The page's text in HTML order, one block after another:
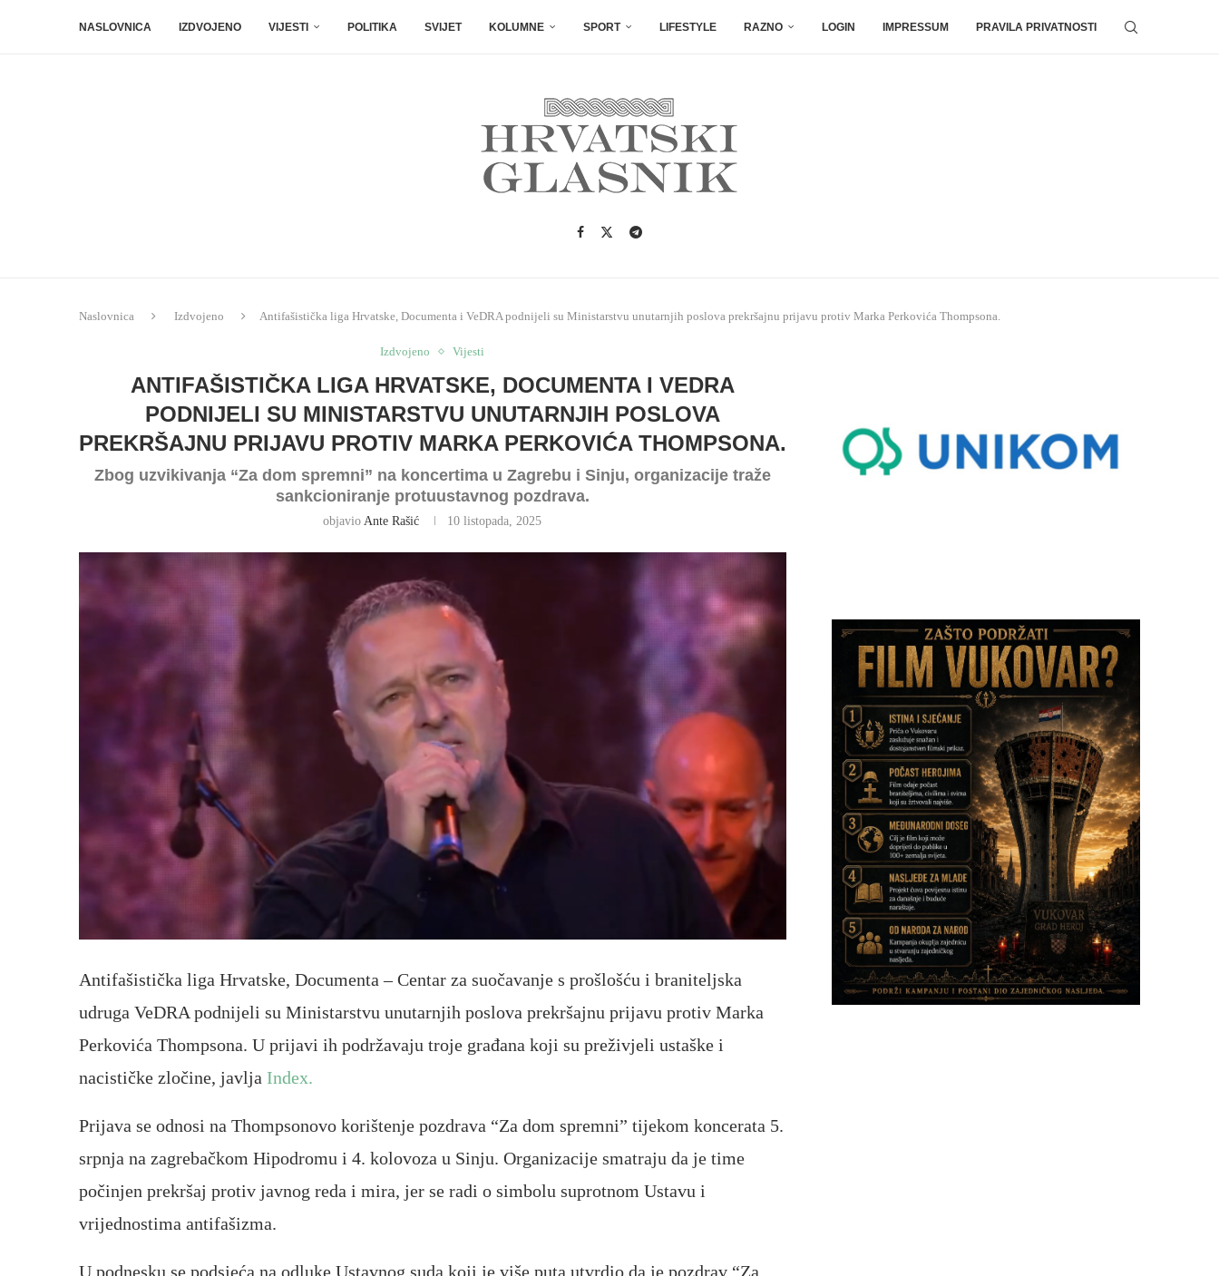
NASLOVNICA IZDVOJENO VIJESTI POLITIKA SVIJET KOLUMNE SPORT LIFESTYLE RAZNO LOGIN IMPRESSUM PRAVILA PRIVATNOSTI
Naslovnica Izdvojeno Antifašistička liga Hrvatske, Documenta i VeDRA podnijeli su Ministarstvu unutarnjih poslova prekršajnu prijavu protiv Marka Perkovića Thompsona.
Izdvojeno Vijesti
ANTIFAŠISTIČKA LIGA HRVATSKE, DOCUMENTA I VEDRA
PODNIJELI SU MINISTARSTVU UNUTARNJIH POSLOVA
PREKRŠAJNU PRIJAVU PROTIV MARKA PERKOVIĆA THOMPSONA.
Zbog uzvikivanja “Za dom spremni” na koncertima u Zagrebu i Sinju, organizacije traže
sankcioniranje protuustavnog pozdrava.
objavioAnte Rašić 10 listopada, 2025
Antifašistička liga Hrvatske, Documenta – Centar za suočavanje s prošlošću i braniteljska
udruga VeDRA podnijeli su Ministarstvu unutarnjih poslova prekršajnu prijavu protiv Marka
Perkovića Thompsona. U prijavi ih podržavaju troje građana koji su preživjeli ustaške i
nacističke zločine, javlja Index.
Prijava se odnosi na Thompsonovo korištenje pozdrava “Za dom spremni” tijekom koncerata 5.
srpnja na zagrebačkom Hipodromu i 4. kolovoza u Sinju. Organizacije smatraju da je time
počinjen prekršaj protiv javnog reda i mira, jer se radi o simbolu suprotnom Ustavu i
vrijednostima antifašizma.
U podnesku se podsjeća na odluke Ustavnog suda koji je više puta utvrdio da je pozdrav “Za